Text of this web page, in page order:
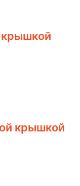
крышкой
крышкой